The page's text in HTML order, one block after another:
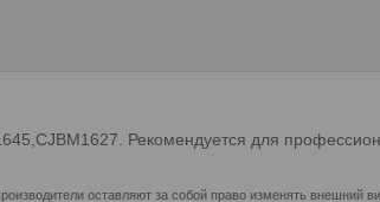
Рекомендуется для
оставляют за собой право изменять внешний